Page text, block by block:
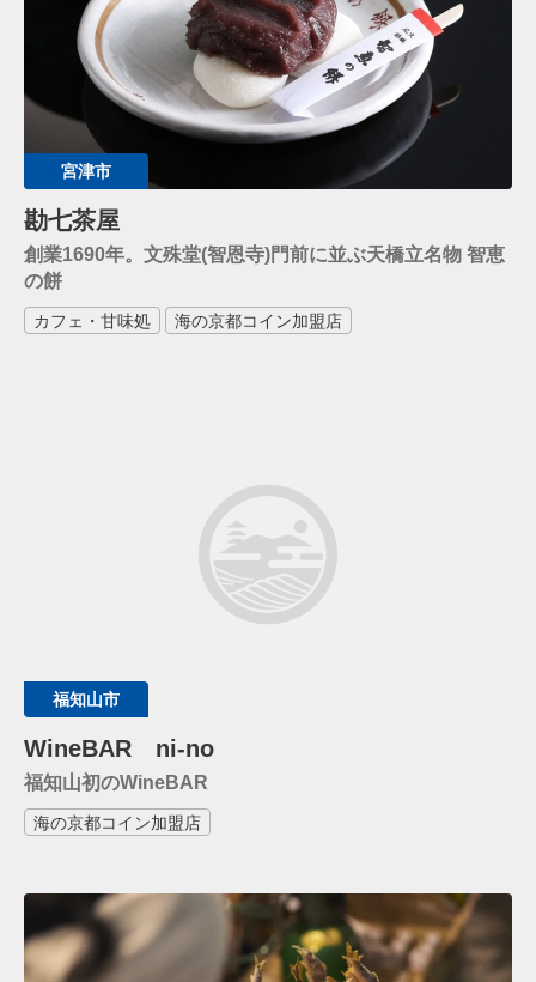
宮津市
勘七茶屋
創業1690年。文殊堂(智恩寺)門前に並ぶ天橋立名物 智恵
の餅
カフェ・甘味処 海の京都コイン加盟店
福知山市
WineBAR ni-no
福知山初のWineBAR
海の京都コイン加盟店